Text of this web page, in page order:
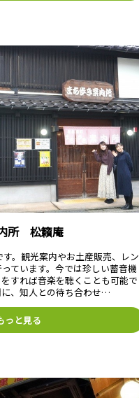
所 松籟庵
。観光案内やお土産販売、レン
ています。今では珍しい蓄音機
すれば音楽を聴くことも可能で
、知人との待ち合わせ…
っと見る